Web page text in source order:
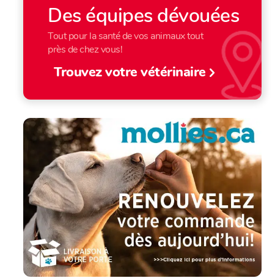
Des équipes dévouées
Tout pour la santé de vos animaux tout
près de chez vous!
Trouvez votre vétérinaire